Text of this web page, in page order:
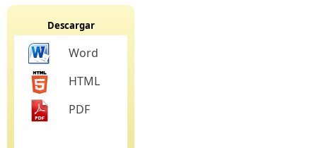
Descargar
Word
HTML
PDF